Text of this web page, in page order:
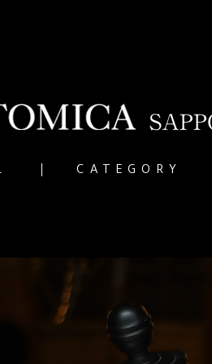
CATEGORY